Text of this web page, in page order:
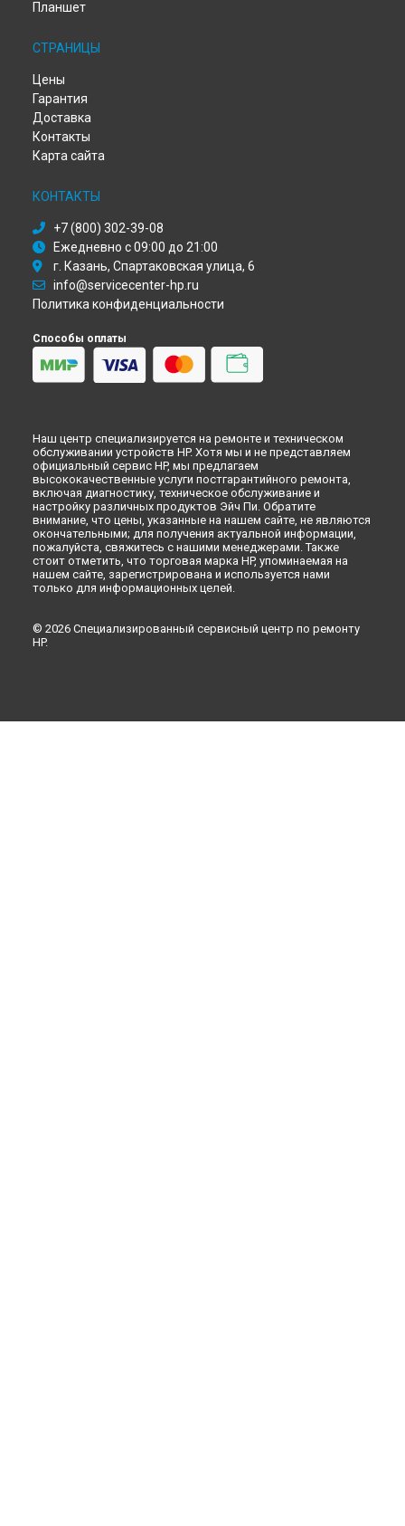
Диагностика ноутбука HP в
Диагностика ноутбука HP в
Диагностика ноутбука HP в
Диагностика ноутбука HP в
Диагностика ноутбука HP в
Планшет
СТРАНИЦЫ
Цены
Гарантия
Доставка
Контакты
Карта сайта
КОНТАКТЫ
+7 (800) 302-39-08
Ежедневно с 09:00 до 21:00
г. Казань, Спартаковская улица, 6
info@servicecenter-hp.ru
Политика конфиденциальности
Способы оплаты
Наш центр специализируется на ремонте и техническом
обслуживании устройств HP. Хотя мы и не представляем
официальный сервис HP, мы предлагаем
высококачественные услуги постгарантийного ремонта,
включая диагностику, техническое обслуживание и
настройку различных продуктов Эйч Пи. Обратите
внимание, что цены, указанные на нашем сайте, не являются
окончательными; для получения актуальной информации,
пожалуйста, свяжитесь с нашими менеджерами. Также
стоит отметить, что торговая марка HP, упоминаемая на
нашем сайте, зарегистрирована и используется нами
только для информационных целей.
© 2026 Специализированный сервисный центр по ремонту
HP.